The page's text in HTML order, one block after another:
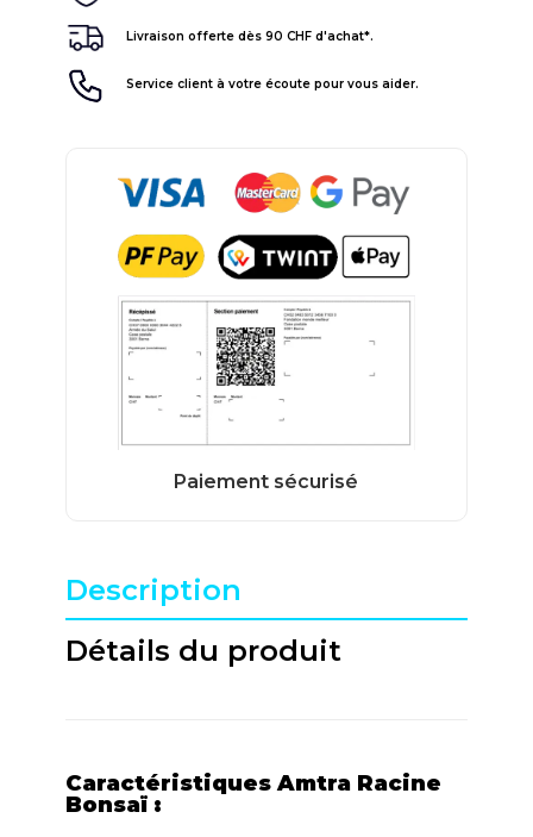
Livraison offerte dès 90 CHF d'achat*.
Service client à votre écoute pour vous aider.
Description
Détails du produit
Caractéristiques Amtra Racine
Bonsaï :